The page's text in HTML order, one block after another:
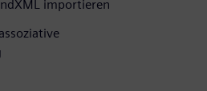
importieren